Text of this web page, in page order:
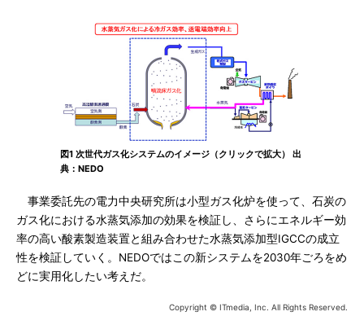
図1 次世代ガス化システムのイメージ（クリックで拡大） 出
典：NEDO
事業委託先の電力中央研究所は小型ガス化炉を使って、石炭の
ガス化における水蒸気添加の効果を検証し、さらにエネルギー効
率の高い酸素製造装置と組み合わせた水蒸気添加型IGCCの成立
性を検証していく。NEDOではこの新システムを2030年ごろをめ
どに実用化したい考えだ。
Copyright © ITmedia, Inc. All Rights Reserved.